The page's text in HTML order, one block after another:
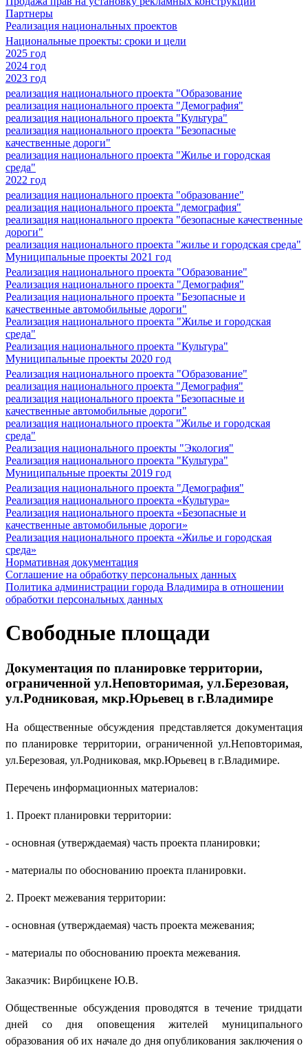
Партнеры
Реализация национальных проектов
Национальные проекты: сроки и цели
2025 год
2024 год
2023 год
реализация национального проекта "Образование
реализация национального проекта "Демография"
реализация национального проекта "Культура"
реализация национального проекта "Безопасные
качественные дороги"
реализация национального проекта "Жилье и городская
среда"
2022 год
реализация национального проекта "образование"
реализация национального проекта "демография"
реализация национального проекта "безопасные качественные
дороги"
реализация национального проекта "жилье и городская среда"
Муниципальные проекты 2021 год
Реализация национального проекта "Образование"
Реализация национального проекта "Демография"
Реализация национального проекта "Безопасные и
качественные автомобильные дороги"
Реализация национального проекта "Жилье и городская
среда"
Реализация национального проекта "Культура"
Муниципальные проекты 2020 год
Реализация национального проекта "Образование"
реализация национального проекта "Демография"
реализация национального проекта "Безопасные и
качественные автомобильные дороги"
реализация национального проекта "Жилье и городская
среда"
Реализация национального проекты "Экология"
Реализация национального проекта "Культура"
Муниципальные проекты 2019 год
Реализация национального проекта "Демография"
Реализация национального проекта «Культура»
Реализация национального проекта «Безопасные и
качественные автомобильные дороги»
Реализация национального проекта «Жилье и городская
среда»
Нормативная документация
Соглашение на обработку персональных данных
Политика администрации города Владимира в отношении
обработки персональных данных
Свободные площади
Документация по планировке территории,
ограниченной ул.Неповторимая, ул.Березовая,
ул.Родниковая, мкр.Юрьевец в г.Владимире
На общественные обсуждения представляется документация
по планировке территории, ограниченной ул.Неповторимая,
ул.Березовая, ул.Родниковая, мкр.Юрьевец в г.Владимире.
Перечень информационных материалов:
1. Проект планировки территории:
- основная (утверждаемая) часть проекта планировки;
- материалы по обоснованию проекта планировки.
2. Проект межевания территории:
- основная (утверждаемая) часть проекта межевания;
- материалы по обоснованию проекта межевания.
Заказчик: Вирбицкене Ю.В.
Общественные обсуждения проводятся в течение тридцати
дней со дня оповещения жителей муниципального
образования об их начале до дня опубликования заключения о